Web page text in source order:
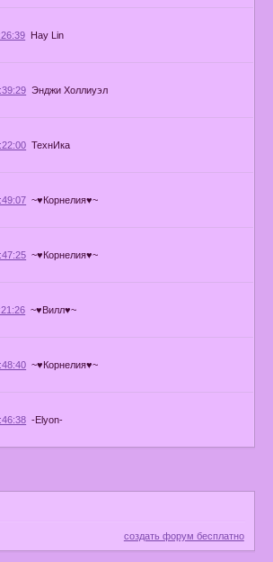
Hay Lin
Энджи Холлиуэл
ТехнИка
~♥Корнелия♥~
~♥Корнелия♥~
~♥Вилл♥~
~♥Корнелия♥~
-Elyon-
создать форум бесплатно